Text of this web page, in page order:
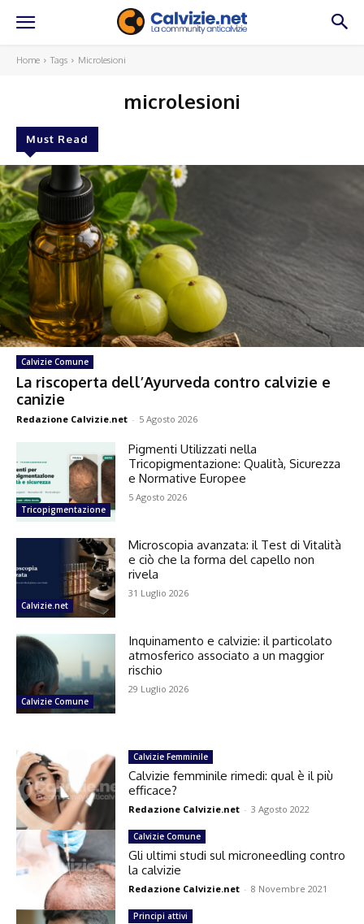
Home Tags Microlesioni
microlesioni
Must Read
Calvizie Comune
La riscoperta dell’Ayurveda contro calvizie e
canizie
Redazione Calvizie.net - 5 Agosto 2026
Tricopigmentazione
Pigmenti Utilizzati nella
Tricopigmentazione: Qualità, Sicurezza
e Normative Europee
5 Agosto 2026
Calvizie.net
Microscopia avanzata: il Test di Vitalità
e ciò che la forma del capello non
rivela
31 Luglio 2026
Calvizie Comune
Inquinamento e calvizie: il particolato
atmosferico associato a un maggior
rischio
29 Luglio 2026
Calvizie Femminile
Calvizie femminile rimedi: qual è il più
efficace?
Redazione Calvizie.net - 3 Agosto 2022
Calvizie Comune
Gli ultimi studi sul microneedling contro
la calvizie
Redazione Calvizie.net - 8 Novembre 2021
Principi attivi